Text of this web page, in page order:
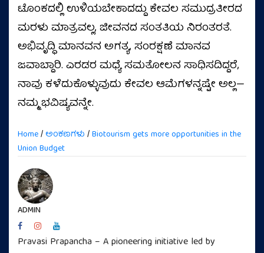
ಟೊಂಕದಲ್ಲಿ ಉಳಿಯಬೇಕಾದದ್ದು ಕೇವಲ ಸಮುದ್ರತೀರದ
ಮರಳು ಮಾತ್ರವಲ್ಲ, ಜೀವನದ ಸಂತತಿಯ ನಿರಂತರತೆ.
ಅಭಿವೃದ್ಧಿ ಮಾನವನ ಅಗತ್ಯ, ಸಂರಕ್ಷಣೆ ಮಾನವ
ಜವಾಬ್ದಾರಿ. ಎರಡರ ಮಧ್ಯೆ ಸಮತೋಲನ ಸಾಧಿಸದಿದ್ದರೆ,
ನಾವು ಕಳೆದುಕೊಳ್ಳುವುದು ಕೇವಲ ಆಮೆಗಳನ್ನಷ್ಟೇ ಅಲ್ಲ—
ನಮ್ಮ ಭವಿಷ್ಯವನ್ನೇ.
Home/ ಅಂಕಣಗಳು /Biotourism gets more opportunities in the
Union Budget
ADMIN
Pravasi Prapancha – A pioneering initiative led by